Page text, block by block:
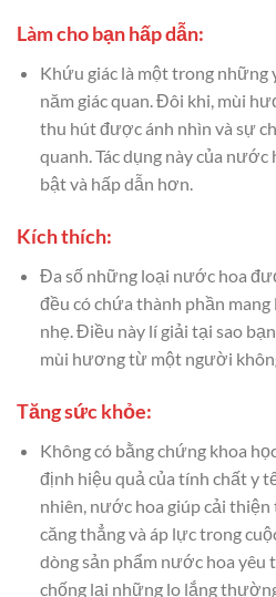
Làm cho bạn hấp dẫn:
Khứu giác là một trong những
năm giác quan. Đôi khi, mùi
thu hút được ánh nhìn và sự
quanh. Tác dụng này của
bật và hấp dẫn hơn.
Kích thích:
Đa số những loại nước hoa
đều có chứa thành phần
nhẹ. Điều này lí giải tại sao
mùi hương từ một người
Tăng sức khỏe:
Không có bằng chứng khoa
định hiệu quả của tính chất y
nhiên, nước hoa giúp cải
căng thẳng và áp lực trong
dòng sản phẩm nước hoa yêu
chống lại những lo lắng